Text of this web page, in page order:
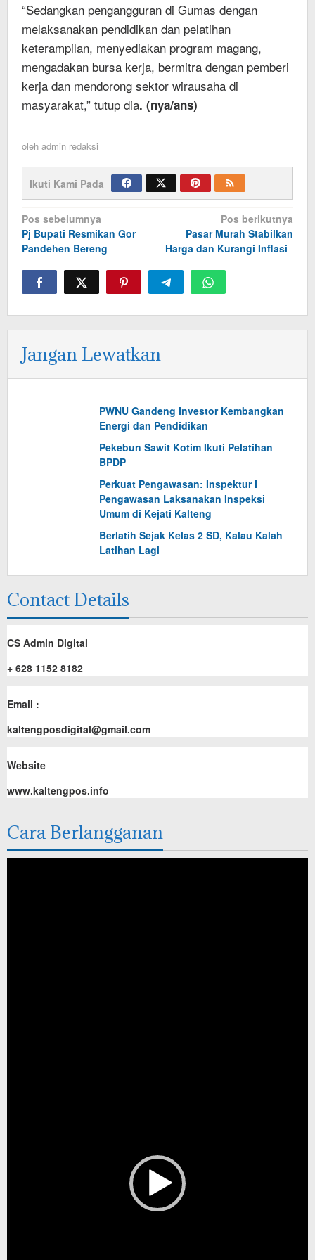
“Sedangkan pengangguran di Gumas dengan
melaksanakan pendidikan dan pelatihan
keterampilan, menyediakan program magang,
mengadakan bursa kerja, bermitra dengan pemberi
kerja dan mendorong sektor wirausaha di
masyarakat,” tutup dia. (nya/ans)
oleh admin redaksi
Ikuti Kami Pada
Navigasi
pos
Pos sebelumnya
Pj Bupati Resmikan Gor
Pandehen Bereng
Pos berikutnya
Pasar Murah Stabilkan
Harga dan Kurangi Inflasi
Jangan Lewatkan
PWNU Gandeng Investor Kembangkan
Energi dan Pendidikan
Pekebun Sawit Kotim Ikuti Pelatihan
BPDP
Perkuat Pengawasan: Inspektur I
Pengawasan Laksanakan Inspeksi
Umum di Kejati Kalteng
Berlatih Sejak Kelas 2 SD, Kalau Kalah
Latihan Lagi
Contact Details
CS Admin Digital
+ 628 1152 8182
Email :
kaltengposdigital@gmail.com
Website
www.kaltengpos.info
Cara Berlangganan